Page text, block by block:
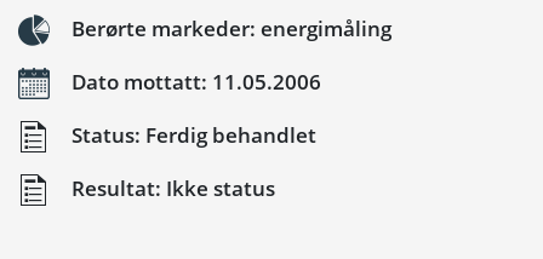
Berørte markeder: energimåling
Dato mottatt: 11.05.2006
Status: Ferdig behandlet
Resultat: Ikke status